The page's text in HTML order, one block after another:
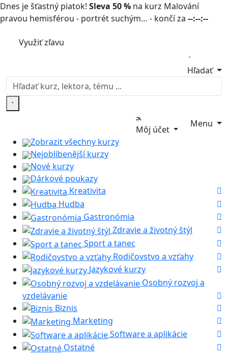
Dnes je šťastný piatok! Sleva 50 % na kurz Malování
pravou hemisférou - portrét suchým… - končí za --:--:--
Využiť zľavu
Hľadať
Môj účet
Menu
Zobrazit všechny kurzy
Nejoblíbenější kurzy
Nové kurzy
Dárkové poukazy
Kreativita
Hudba
Gastronómia
Zdravie a životný štýl
Sport a tanec
Rodičovstvo a vzťahy
Jazykové kurzy
Osobný rozvoj a
vzdelávanie
Biznis
Marketing
Software a aplikácie
Ostatné